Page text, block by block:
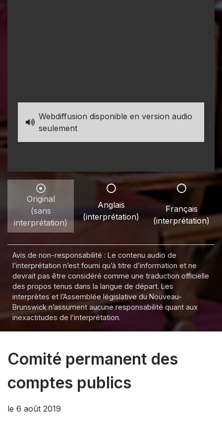
Webdiffusion disponible en version audio
seulement
Original
(sans
interprétation)
Anglais
(interprétation)
Français
(interprétation)
Avis de non-responsabilité : Le contenu audio de
l’interprétation n’est fourni qu’à titre d’information et ne
devrait pas être considéré comme une traduction officielle
des propos tenus dans la langue de départ. Les
interprètes et l’Assemblée législative du Nouveau-
Brunswick n’assument aucune responsabilité quant aux
inexactitudes de l’interprétation.
Comité permanent des
comptes publics
le 6 août 2019